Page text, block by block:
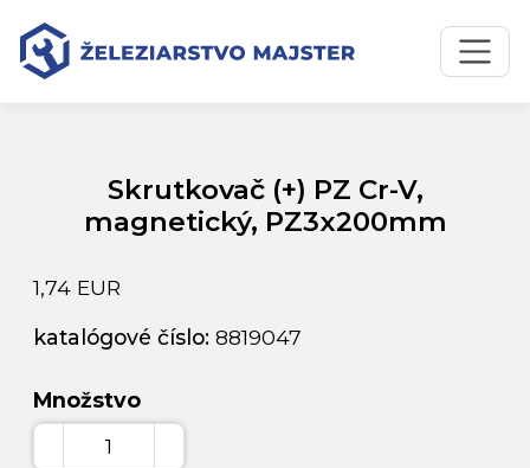
Preskočiť na obsah
Preskočiť na hlavné menu
Úvodná stránka
Skrutkovač (+) PZ Cr-V, magnetický, PZ3x200mm
Skrutkovač (+) PZ Cr-V,
magnetický, PZ3x200mm
1,74 EUR
katalógové číslo: 8819047
Množstvo